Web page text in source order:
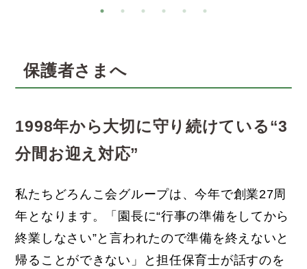
保護者さまへ
1998年から大切に守り続けている“3
分間お迎え対応”
私たちどろんこ会グループは、今年で創業27周
年となります。「園長に“行事の準備をしてから
終業しなさい”と言われたので準備を終えないと
帰ることができない」と担任保育士が話すのを